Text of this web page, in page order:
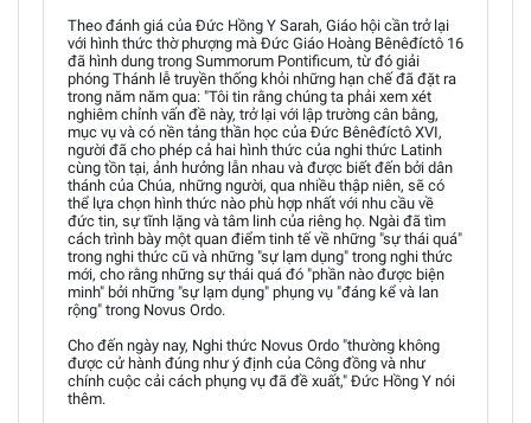
Theo đánh giá của Đức Hồng Y Sarah, Giáo hội cần trở lại
với hình thức thờ phượng mà Đức Giáo Hoàng Bênêđíctô 16
đã hình dung trong Summorum Pontificum, từ đó giải
phóng Thánh lễ truyền thống khỏi những hạn chế đã đặt ra
trong năm năm qua: "Tôi tin rằng chúng ta phải xem xét
nghiêm chỉnh vấn đề này, trở lại với lập trường cân bằng,
mục vụ và có nền tảng thần học của Đức Bênêđíctô XVI,
người đã cho phép cả hai hình thức của nghi thức Latinh
cùng tồn tại, ảnh hưởng lẫn nhau và được biết đến bởi dân
thánh của Chúa, những người, qua nhiều thập niên, sẽ có
thể lựa chọn hình thức nào phù hợp nhất với nhu cầu về
đức tin, sự tĩnh lặng và tâm linh của riêng họ. Ngài đã tìm
cách trình bày một quan điểm tinh tế về những "sự thái quá"
trong nghi thức cũ và những "sự lạm dụng" trong nghi thức
mới, cho rằng những sự thái quá đó "phần nào được biện
minh" bởi những "sự lạm dụng" phụng vụ "đáng kể và lan
rộng" trong Novus Ordo.
Cho đến ngày nay, Nghi thức Novus Ordo "thường không
được cử hành đúng như ý định của Công đồng và như
chính cuộc cải cách phụng vụ đã đề xuất," Đức Hồng Y nói
thêm.